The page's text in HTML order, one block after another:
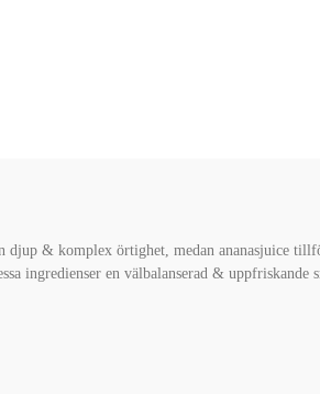
& komplex örtighet, medan ananasjuice
ingredienser en välbalanserad & uppfriskande